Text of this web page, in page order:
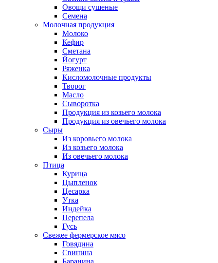
Овощи сушеные
Семена
Молочная продукция
Молоко
Кефир
Сметана
Йогурт
Ряженка
Кисломолочные продукты
Творог
Масло
Сыворотка
Продукция из козьего молока
Продукция из овечьего молока
Сыры
Из коровьего молока
Из козьего молока
Из овечьего молока
Птица
Курица
Цыпленок
Цесарка
Утка
Индейка
Перепела
Гусь
Свежее фермерское мясо
Говядина
Свинина
Баранина